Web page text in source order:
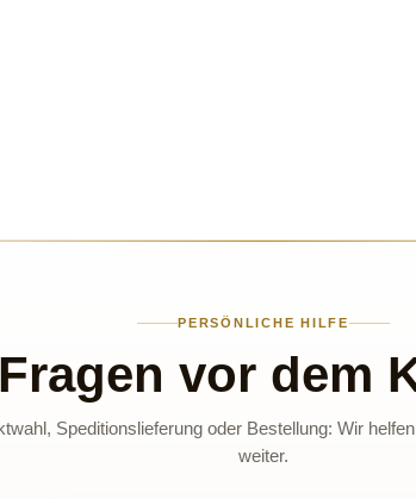
PERSÖNLICHE HILFE
Fragen vor dem
Speditionslieferung oder Bestellung: Wir
weiter.